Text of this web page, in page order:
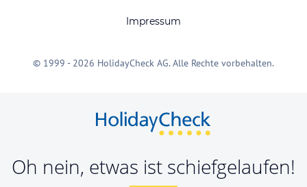
Impressum
© 1999 - 2026 HolidayCheck AG. Alle Rechte vorbehalten.
Oh nein, etwas ist schiefgelaufen!